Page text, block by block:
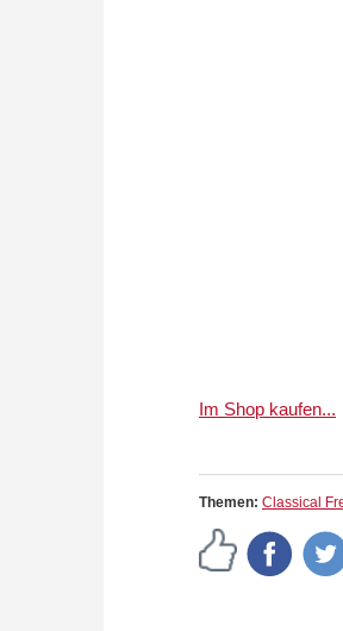
Im Shop kaufen...
Themen: Classical